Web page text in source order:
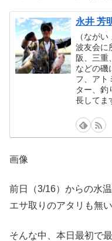
永井 芳
（なが
波友会に
阪、三重
などの磯
フ、アト
ター、釣
長してま
画像
前日（3/16）からの水
エサ取りのアタリも無
そんな中、本日最初で